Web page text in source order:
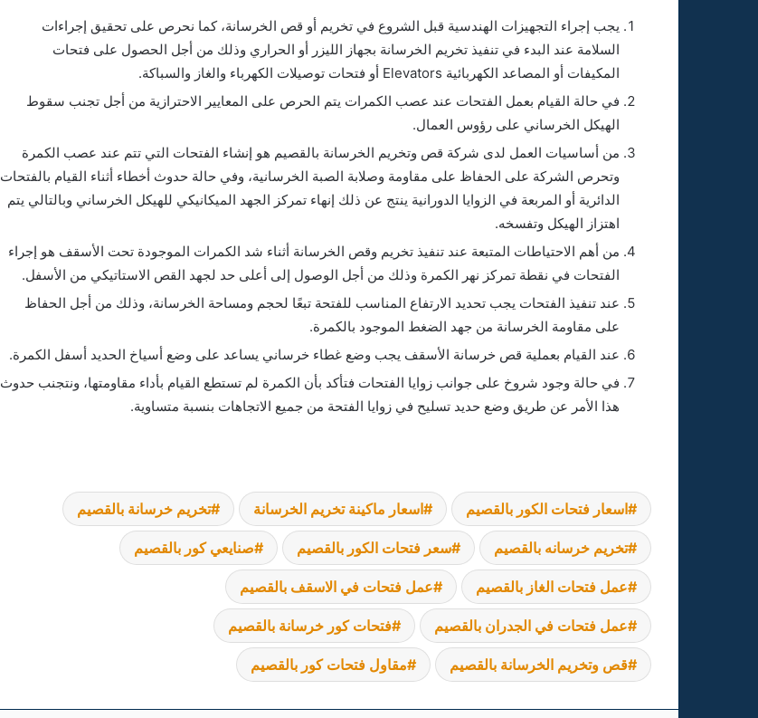
يجب إجراء التجهيزات الهندسية قبل الشروع في تخريم أو قص الخرسانة، كما نحرص على تحقيق إجراءات
السلامة عند البدء في تنفيذ تخريم الخرسانة بجهاز الليزر أو الحراري وذلك من أجل الحصول على فتحات
المكيفات أو المصاعد الكهربائية Elevators أو فتحات توصيلات الكهرباء والغاز والسباكة.
في حالة القيام بعمل الفتحات عند عصب الكمرات يتم الحرص على المعايير الاحترازية من أجل تجنب سقوط
الهيكل الخرساني على رؤوس العمال.
من أساسيات العمل لدى شركة قص وتخريم الخرسانة بالقصيم هو إنشاء الفتحات التي تتم عند عصب الكمرة
وتحرص الشركة على الحفاظ على مقاومة وصلابة الصبة الخرسانية، وفي حالة حدوث أخطاء أثناء القيام بالفتحات
الدائرية أو المربعة في الزوايا الدورانية ينتج عن ذلك إنهاء تمركز الجهد الميكانيكي للهيكل الخرساني وبالتالي يتم
اهتزاز الهيكل وتفسخه.
من أهم الاحتياطات المتبعة عند تنفيذ تخريم وقص الخرسانة أثناء شد الكمرات الموجودة تحت الأسقف هو إجراء
الفتحات في نقطة تمركز نهر الكمرة وذلك من أجل الوصول إلى أعلى حد لجهد القص الاستاتيكي من الأسفل.
عند تنفيذ الفتحات يجب تحديد الارتفاع المناسب للفتحة تبعًا لحجم ومساحة الخرسانة، وذلك من أجل الحفاظ
على مقاومة الخرسانة من جهد الضغط الموجود بالكمرة.
عند القيام بعملية قص خرسانة الأسقف يجب وضع غطاء خرساني يساعد على وضع أسياخ الحديد أسفل الكمرة.
في حالة وجود شروخ على جوانب زوايا الفتحات فتأكد بأن الكمرة لم تستطع القيام بأداء مقاومتها، ونتجنب حدوث
هذا الأمر عن طريق وضع حديد تسليح في زوايا الفتحة من جميع الاتجاهات بنسبة متساوية.
اسعار فتحات الكور بالقصيم اسعار ماكينة تخريم الخرسانة تخريم خرسانة بالقصيم
تخريم خرسانه بالقصيم سعر فتحات الكور بالقصيم صنايعي كور بالقصيم
عمل فتحات الغاز بالقصيم عمل فتحات في الاسقف بالقصيم
عمل فتحات في الجدران بالقصيم فتحات كور خرسانة بالقصيم
قص وتخريم الخرسانة بالقصيم مقاول فتحات كور بالقصيم
شركة قص وتخريم الخرسانة بصبيا
شركة قص وتخريم الخرسانة بعرعر
شركة قص وتخريم الخرسانة بعنك